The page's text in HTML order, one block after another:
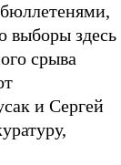
выборы здесь
срыва
и Сергей